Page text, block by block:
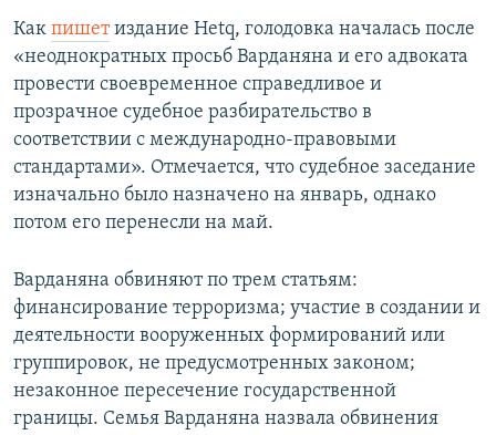
Как пишетиздание Hetq, голодовка началась после
«неоднократных просьб Варданяна и его адвоката
провести своевременное справедливое и
прозрачное судебное разбирательство в
соответствии с международно-правовыми
стандартами». Отмечается, что судебное заседание
изначально было назначено на январь, однако
потом его перенесли на май.
Варданяна обвиняют по трем статьям:
финансирование терроризма; участие в создании и
деятельности вооруженных формирований или
группировок, не предусмотренных законом;
незаконное пересечение государственной
границы. Семья Варданяна назвала обвинения